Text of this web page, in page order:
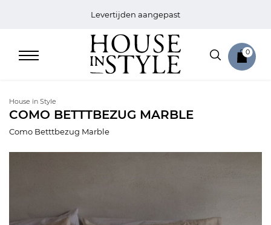
Levertijden aangepast
0
House in Style
COMO BETTTBEZUG MARBLE
Como Betttbezug Marble